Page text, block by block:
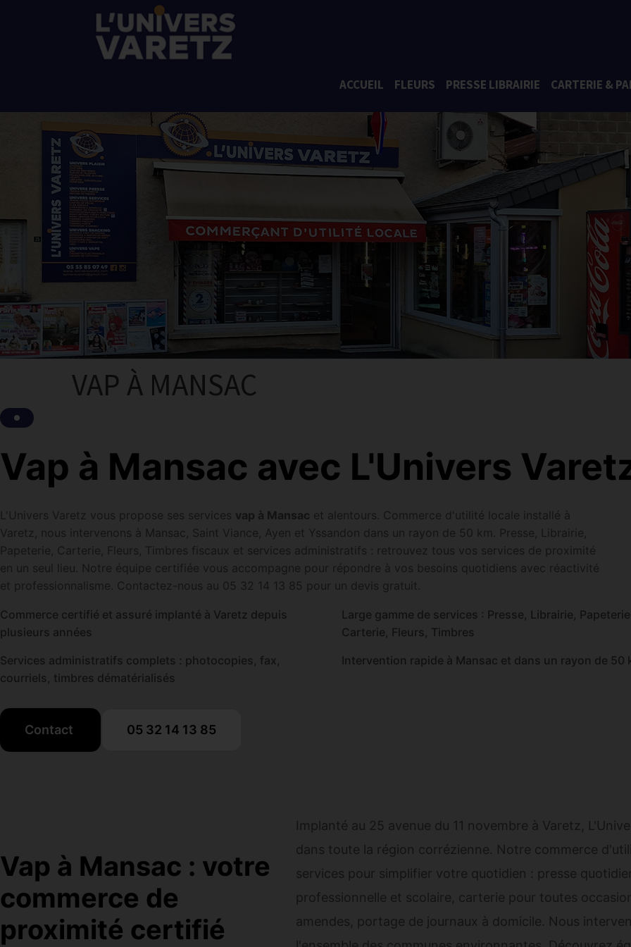
ACCUEIL FLEURS PRESSE LIBRAIRIE CARTERIE &
Vap à Mansac avec L'Univers
L'Univers Varetz vous propose ses services vap à Mansac et alentours. Commerce d'utilité locale installé à
Varetz, nous intervenons à Mansac, Saint Viance, Ayen et Yssandon dans un rayon de 50 km. Presse, Librairie,
Papeterie, Carterie, Fleurs, Timbres fiscaux et services administratifs : retrouvez tous vos services de proximité
en un seul lieu. Notre équipe certifiée vous accompagne pour répondre à vos besoins quotidiens avec réactivité
et professionnalisme. Contactez-nous au 05 32 14 13 85 pour un devis gratuit.
Commerce certifié et assuré implanté à Varetz depuis
plusieurs années
Large gamme de services : Presse, Librairie,
Carterie, Fleurs, Timbres
Services administratifs complets : photocopies, fax,
courriels, timbres dématérialisés
Intervention rapide à Mansac et dans un rayon de 50
Contact 05 32 14 13 85
Vap à Mansac : votre
commerce de
proximité certifié
Implanté au 25 avenue du 11 novembre à Varetz,
dans toute la région corrézienne. Notre commerce
services pour simplifier votre quotidien : presse
professionnelle et scolaire, carterie pour toutes
amendes, portage de journaux à domicile. Nous
VAP À MANSAC